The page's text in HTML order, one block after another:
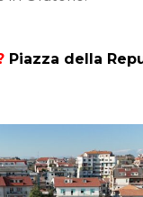
Piazza della